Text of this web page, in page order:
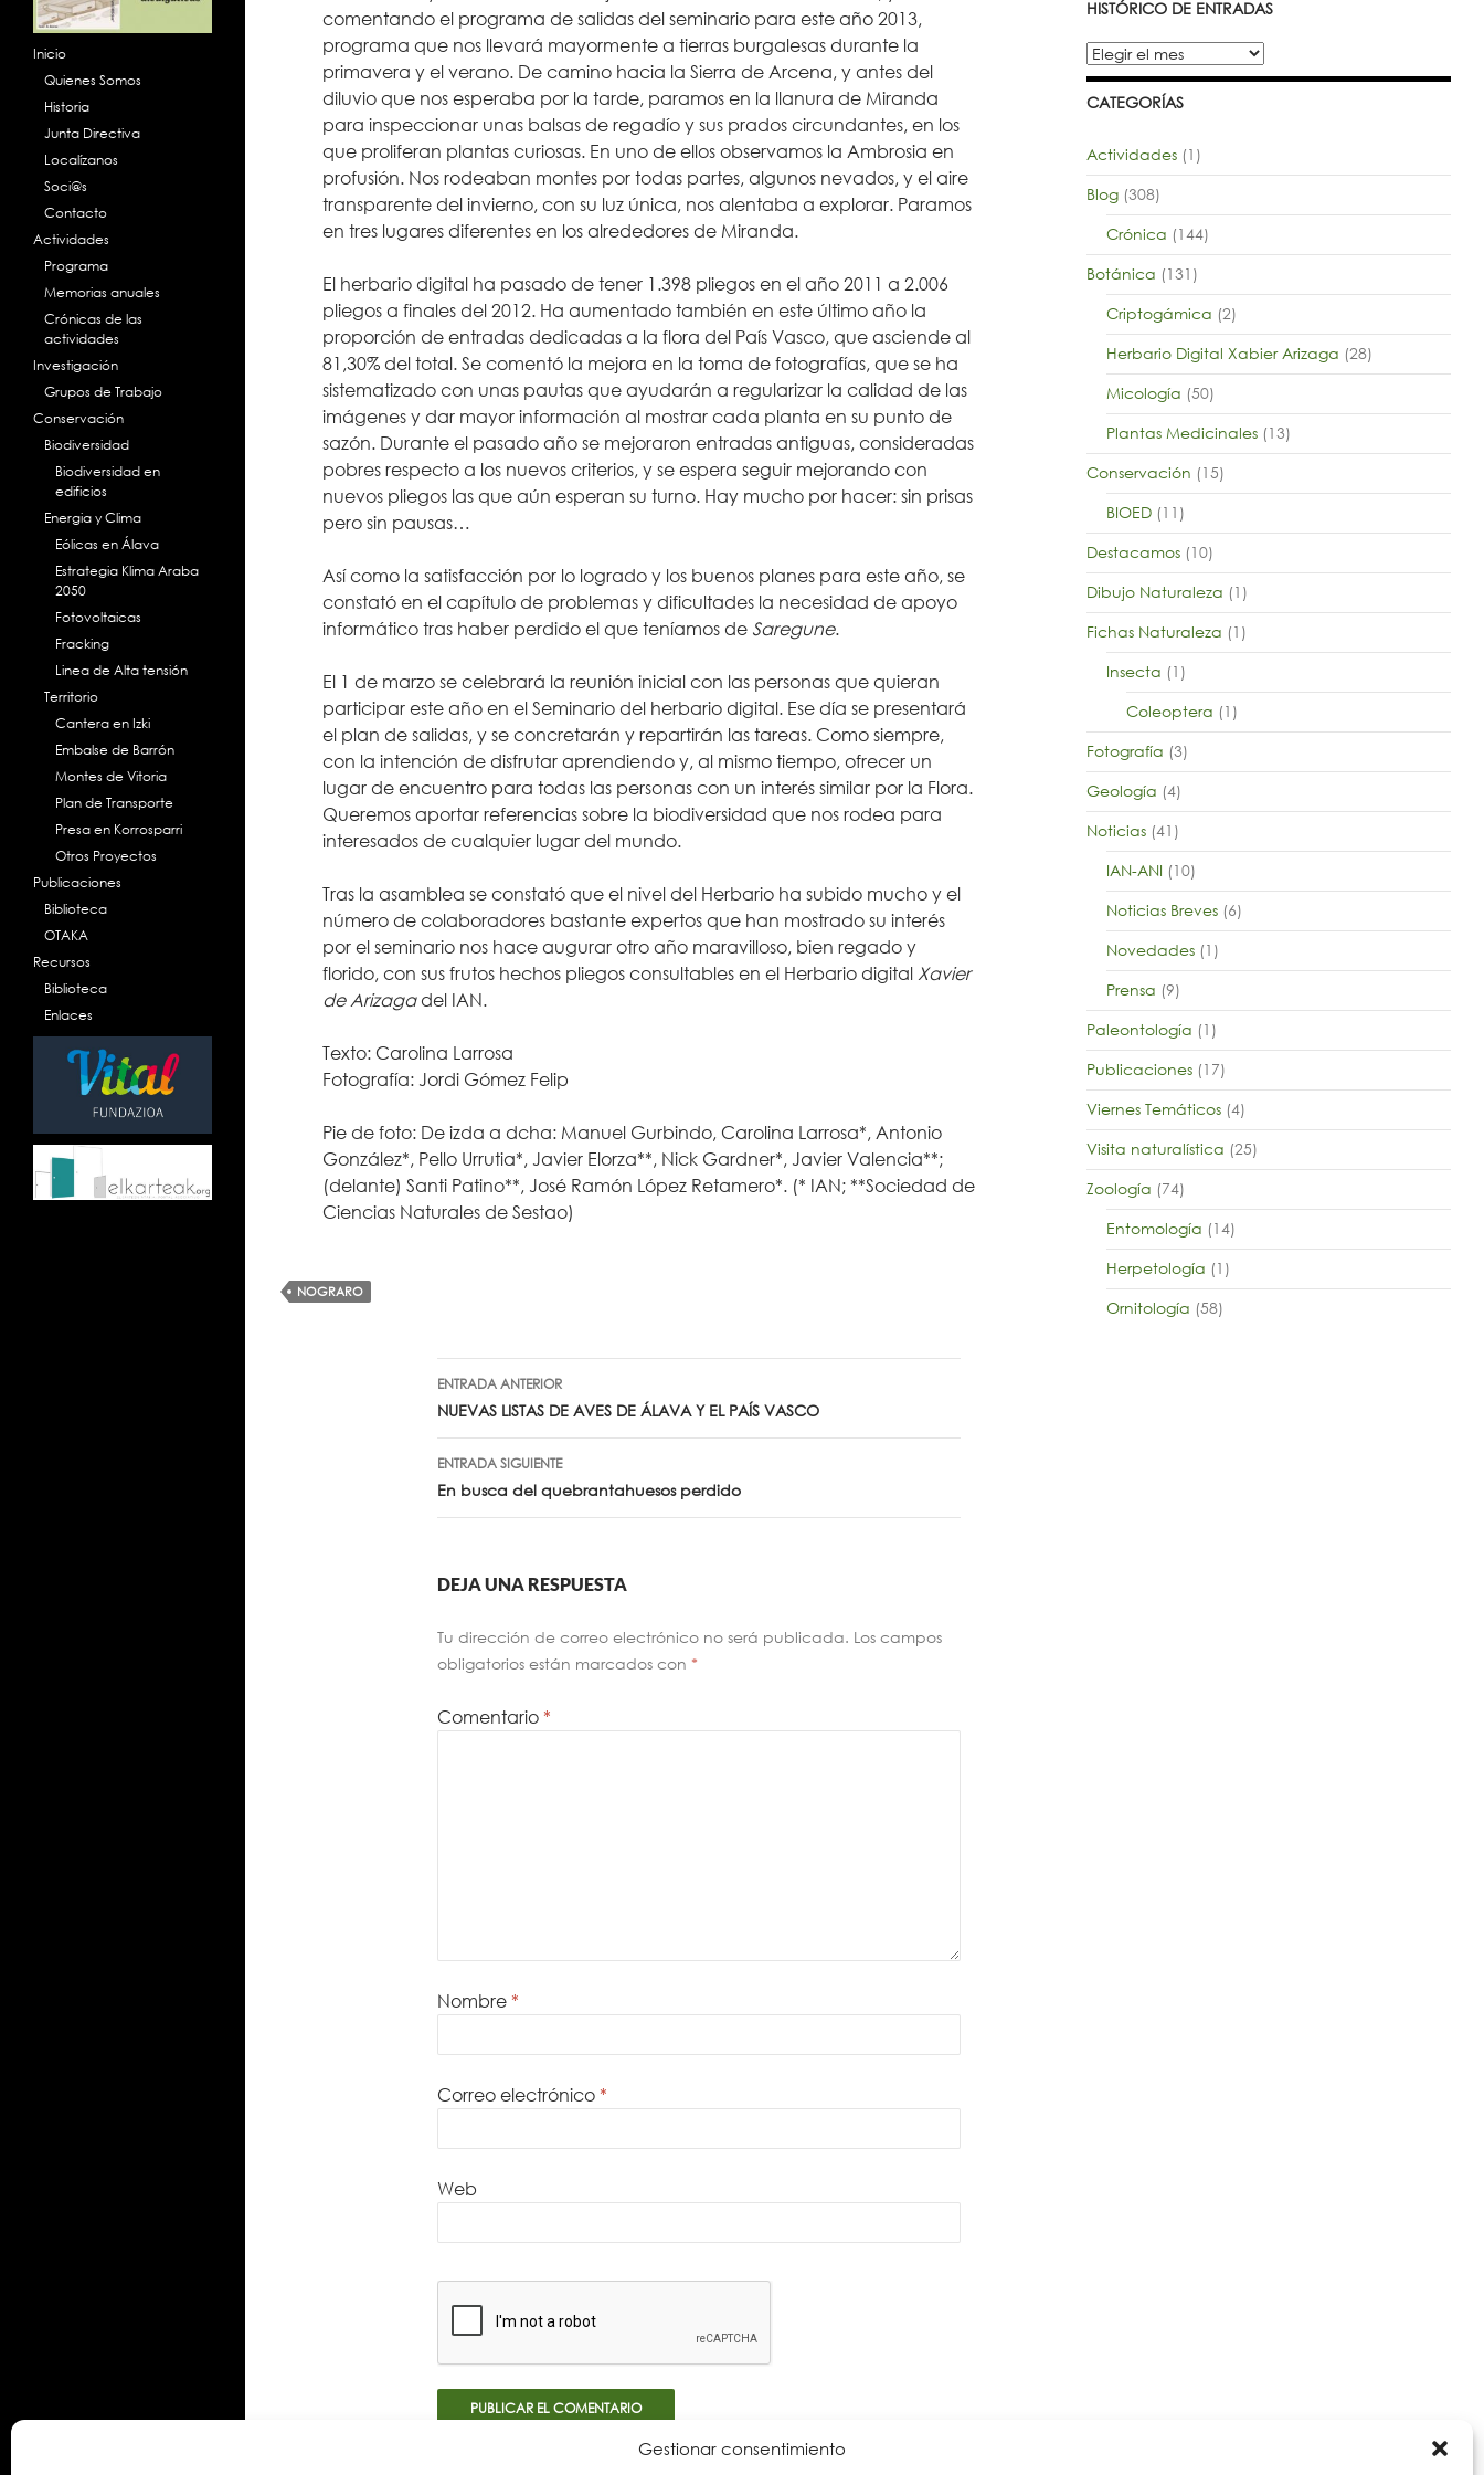
Gestionar consentimiento
comentando el programa de salidas del seminario para este año 2013,
programa que nos llevará mayormente a tierras burgalesas durante la
primavera y el verano. De camino hacia la Sierra de Arcena, y antes del
diluvio que nos esperaba por la tarde, paramos en la llanura de Miranda
para inspeccionar unas balsas de regadío y sus prados circundantes, en los
que proliferan plantas curiosas. En uno de ellos observamos la Ambrosia en
profusión. Nos rodeaban montes por todas partes, algunos nevados, y el aire
transparente del invierno, con su luz única, nos alentaba a explorar. Paramos
en tres lugares diferentes en los alrededores de Miranda.
El herbario digital ha pasado de tener 1.398 pliegos en el año 2011 a 2.006
pliegos a finales del 2012. Ha aumentado también en este último año la
proporción de entradas dedicadas a la flora del País Vasco, que asciende al
81,30% del total. Se comentó la mejora en la toma de fotografías, que se ha
sistematizado con unas pautas que ayudarán a regularizar la calidad de las
imágenes y dar mayor información al mostrar cada planta en su punto de
sazón. Durante el pasado año se mejoraron entradas antiguas, consideradas
pobres respecto a los nuevos criterios, y se espera seguir mejorando con
nuevos pliegos las que aún esperan su turno. Hay mucho por hacer: sin prisas
pero sin pausas…
Así como la satisfacción por lo logrado y los buenos planes para este año, se
constató en el capítulo de problemas y dificultades la necesidad de apoyo
informático tras haber perdido el que teníamos de Saregune.
El 1 de marzo se celebrará la reunión inicial con las personas que quieran
participar este año en el Seminario del herbario digital. Ese día se presentará
el plan de salidas, y se concretarán y repartirán las tareas. Como siempre,
con la intención de disfrutar aprendiendo y, al mismo tiempo, ofrecer un
lugar de encuentro para todas las personas con un interés similar por la Flora.
Queremos aportar referencias sobre la biodiversidad que nos rodea para
interesados de cualquier lugar del mundo.
Tras la asamblea se constató que el nivel del Herbario ha subido mucho y el
número de colaboradores bastante expertos que han mostrado su interés
por el seminario nos hace augurar otro año maravilloso, bien regado y
florido, con sus frutos hechos pliegos consultables en el Herbario digital Xavier
de Arizagadel IAN.
Texto: Carolina Larrosa
Fotografía: Jordi Gómez Felip
Pie de foto: De izda a dcha: Manuel Gurbindo, Carolina Larrosa*, Antonio
González*, Pello Urrutia*, Javier Elorza**, Nick Gardner*, Javier Valencia**;
(delante) Santi Patino**, José Ramón López Retamero*. (* IAN; **Sociedad de
Ciencias Naturales de Sestao)
NOGRARO
Navegación
de
entradas
ENTRADA ANTERIOR
NUEVAS LISTAS DE AVES DE ÁLAVA Y EL PAÍS VASCO
ENTRADA SIGUIENTE
En busca del quebrantahuesos perdido
DEJA UNA RESPUESTA
Tu dirección de correo electrónico no será publicada. Los campos
obligatorios están marcados con *
Comentario *
Nombre *
Correo electrónico *
Web
HISTÓRICO DE ENTRADAS
Histórico
de
CATEGORÍAS
Actividades(1)
Blog(308)
Crónica (144)
Botánica (131)
Criptogámica (2)
Herbario Digital Xabier Arizaga (28)
Micología (50)
Plantas Medicinales(13)
Conservación (15)
BIOED(11)
Destacamos(10)
Dibujo Naturaleza (1)
Fichas Naturaleza (1)
Insecta (1)
Coleoptera (1)
Fotografía (3)
Geología (4)
Noticias(41)
IAN-ANI (10)
Noticias Breves(6)
Novedades(1)
Prensa (9)
Paleontología (1)
Publicaciones(17)
Viernes Temáticos(4)
Visita naturalística (25)
Zoología (74)
Entomología (14)
Herpetología (1)
Ornitología (58)
Inicio
Quienes Somos
Historia
Junta Directiva
Localízanos
Soci@s
Contacto
Actividades
Programa
Memorias anuales
Crónicas de las
actividades
Investigación
Grupos de Trabajo
Conservación
Biodiversidad
Biodiversidad en
edificios
Energia y Clima
Eólicas en Álava
Estrategia Klima Araba
2050
Fotovoltaicas
Fracking
Linea de Alta tensión
Territorio
Cantera en Izki
Embalse de Barrón
Montes de Vitoria
Plan de Transporte
Presa en Korrosparri
Otros Proyectos
Publicaciones
Biblioteca
OTAKA
Recursos
Biblioteca
Enlaces